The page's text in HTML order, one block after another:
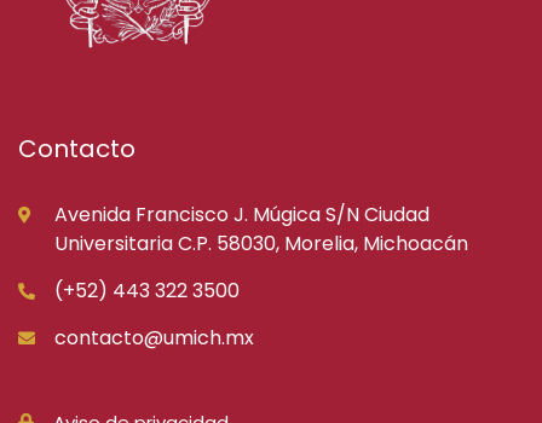
Contacto
Avenida Francisco J. Múgica S/N Ciudad
Universitaria C.P. 58030, Morelia, Michoacán
(+52) 443 322 3500
contacto@umich.mx